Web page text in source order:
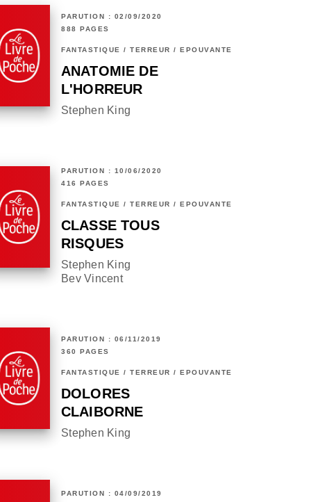
PARUTION : 02/09/2020
888 PAGES
FANTASTIQUE / TERREUR / EPOUVANTE
ANATOMIE DE
L'HORREUR
Stephen King
PARUTION : 10/06/2020
416 PAGES
FANTASTIQUE / TERREUR / EPOUVANTE
CLASSE TOUS
RISQUES
Stephen King
Bev Vincent
PARUTION : 06/11/2019
360 PAGES
FANTASTIQUE / TERREUR / EPOUVANTE
DOLORES
CLAIBORNE
Stephen King
PARUTION : 04/09/2019